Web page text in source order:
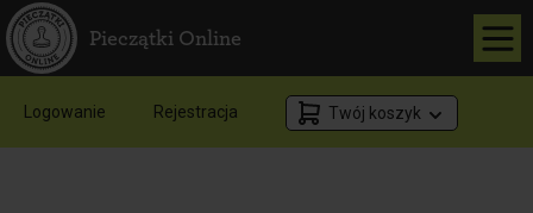
Pieczątki Online
Logowanie Rejestracja Twój koszyk